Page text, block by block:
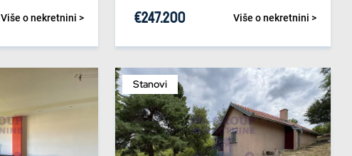
Više o nekretnini > Više o nekretnini >
€247.200
Stanovi